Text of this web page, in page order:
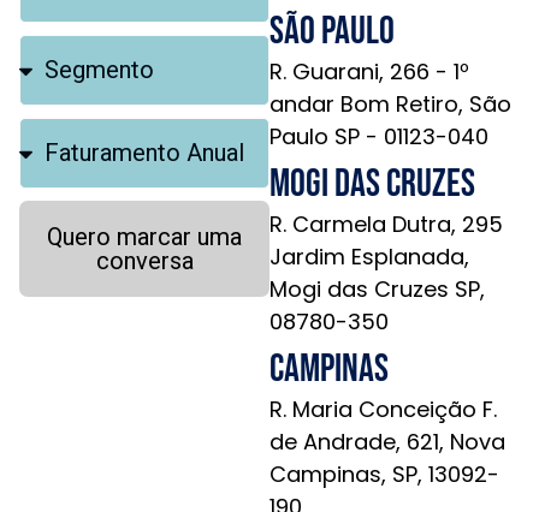
Quero marcar uma
conversa
São Paulo
R. Guarani, 266 - 1º
andar Bom Retiro, São
Paulo SP - 01123-040
Mogi das Cruzes
R. Carmela Dutra, 295
Jardim Esplanada,
Mogi das Cruzes SP,
08780-350
Campinas
R. Maria Conceição F.
de Andrade, 621, Nova
Campinas, SP, 13092-